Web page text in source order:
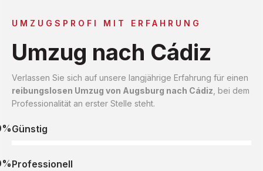
UMZUGSPROFI MIT ERFAHRUNG
Umzug nach Cádiz
Verlassen Sie sich auf unsere langjährige Erfahrung für einen
reibungslosen Umzug von Augsburg nach Cádiz , bei dem
Professionalität an erster Stelle steht.
Günstig
Professionell